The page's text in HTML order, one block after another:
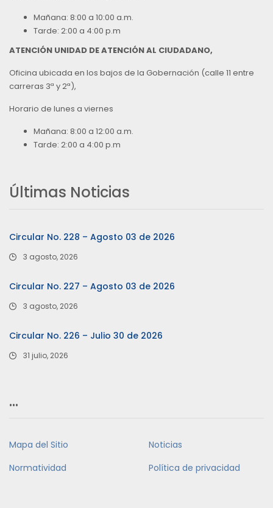
Mañana: 8:00 a 10:00 a.m.
Tarde: 2:00 a 4:00 p.m
ATENCIÓN UNIDAD DE ATENCIÓN AL CIUDADANO,
Oficina ubicada en los bajos de la Gobernación (calle 11 entre
carreras 3ª y 2ª),
Horario de lunes a viernes
Mañana: 8:00 a 12:00 a.m.
Tarde: 2:00 a 4:00 p.m
Últimas Noticias
Circular No. 228 – Agosto 03 de 2026
3 agosto, 2026
Circular No. 227 – Agosto 03 de 2026
3 agosto, 2026
Circular No. 226 – Julio 30 de 2026
31 julio, 2026
…
Mapa del Sitio
Noticias
Normatividad
Política de privacidad